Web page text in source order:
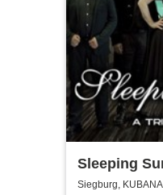
Sleeping
Tribute
Siegburg,